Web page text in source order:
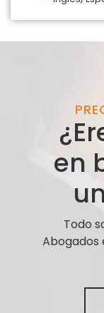
en
Todo
Abogados